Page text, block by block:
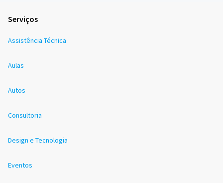
Serviços
Assistência Técnica
Aulas
Autos
Consultoria
Design e Tecnologia
Eventos